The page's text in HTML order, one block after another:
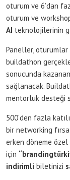
oturum ve 6’dan
oturum ve
AI teknolojilerinin
Paneller, oturumlar
buildathon
sonucunda
sağlanacak.
mentorluk desteği
500’den fazla
bir networking
erken döneme
için
indirimli biletinizi